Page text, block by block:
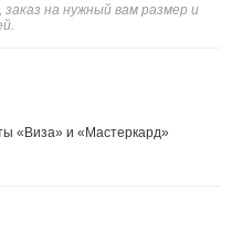
на нужный вам размер и
«Виза» и «Мастеркард»